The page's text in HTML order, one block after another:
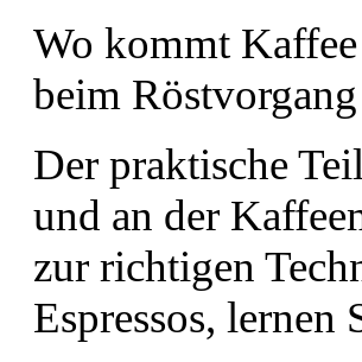
Wo kommt
beim
Der praktische
und an der
zur richtigen
Espressos, lernen